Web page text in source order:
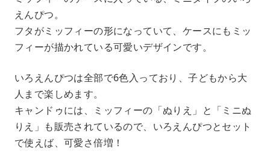
えんぴつ。
フタがミッフィーの形になっていて、ケースにもミッ
フィーが描かれている可愛いデザインです。
いろえんぴつは全部で6色入っており、子どもから大
人まで楽しめます。
キャンドゥには、ミッフィーの「ぬりえ」と「ミニぬ
りえ」も販売されているので、いろえんぴつとセット
で使えば、可愛さ倍増！